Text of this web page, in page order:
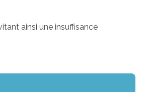
ainsi une insuffisance